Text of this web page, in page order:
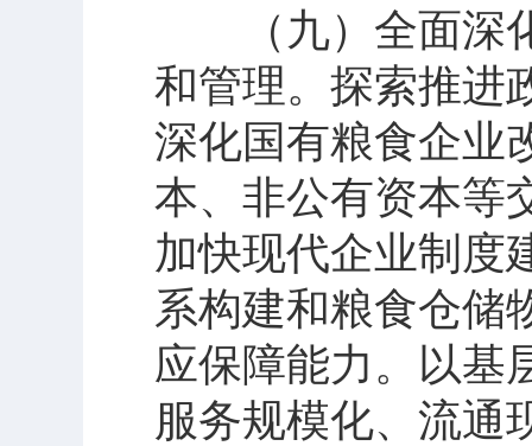
（九）全面深化
和管理。探索推进
深化国有粮食企业
本、非公有资本等
加快现代企业制度
系构建和粮食仓储
应保障能力。以基
服务规模化、流通